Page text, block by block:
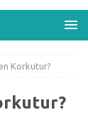
Korkutur?